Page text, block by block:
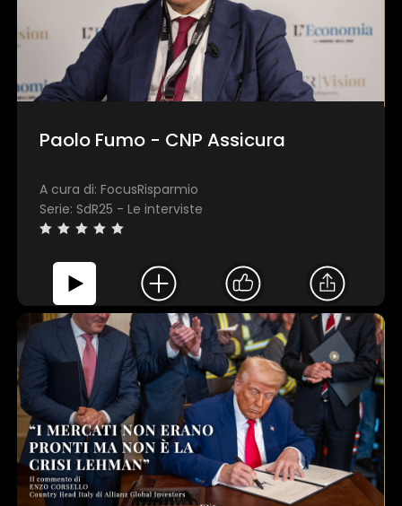
Paolo Fumo - CNP Assicura
A cura di: FocusRisparmio
Serie: SdR25 - Le interviste